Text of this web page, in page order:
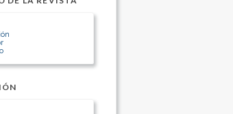
Clínica Alemana
de Mama, Centro
Alemana,
artículos de este autor]